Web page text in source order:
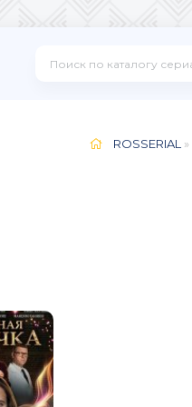
ROSSERIAL »